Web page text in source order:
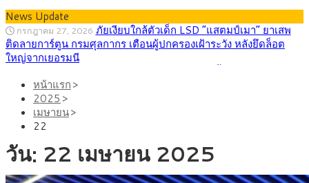
News Update
กรกฎาคม 27, 2026 ภัยเงียบใกล้ตัวเด็ก LSD “แสตมป์เมา” ยาเสพ
ติดลายการ์ตูน กรมศุลกากร เตือนผู้ปกครองเฝ้าระวัง หลังยึดล็อต
ใหญ่จากเยอรมนี
2569) ซื้อขายในกรอบ 33.40-34.00 มองเฟดคงดอกเบี้ย
สิงหาคม 5, 2026
หน้ารถไฟฟ้าสงขลา โมโนเรล 12.54 กม. เชื่อมเมืองหาดใหญ่
สิงหาคม 4, 2026 สธ.ชี้ รพ.รัฐแบกรับผู้ป่วยบัตรทอง 87% แต่ได้งบ
รายหัวเพียง 2,618 บาท เสนอทบทวนจัดสรรงบให้สอดคล้องภาระ
หน้าแรก
2025
เมษายน
22
วัน: 22 เมษายน 2025